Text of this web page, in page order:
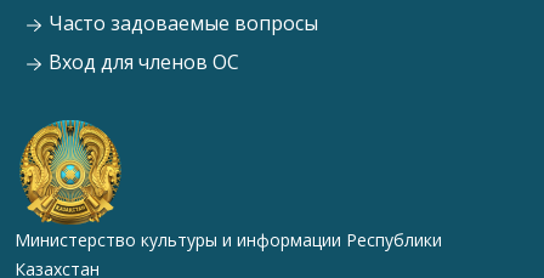
Часто задоваемые вопросы
Вход для членов ОС
Министерство культуры и информации Республики
Казахстан